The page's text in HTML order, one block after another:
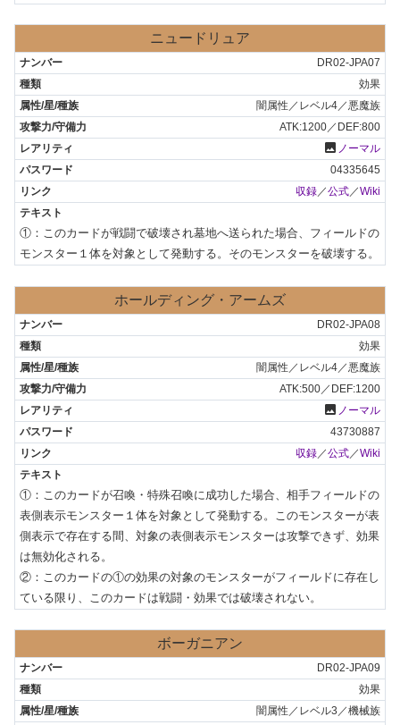
ニュードリュア
DR02-JPA07
効果
闇属性／レベル4／悪魔族
ATK:1200／DEF:800
photo ノーマル
04335645
収録／公式／Wiki
①：このカードが戦闘で破壊され墓地へ送られた場合、フィールドの
モンスター１体を対象として発動する。そのモンスターを破壊する。
ホールディング・アームズ
DR02-JPA08
効果
闇属性／レベル4／悪魔族
ATK:500／DEF:1200
photo ノーマル
43730887
収録 ／公式 ／Wiki
①：このカードが召喚・特殊召喚に成功した場合、相手フィールドの
表側表示モンスター１体を対象として発動する。このモンスターが表
側表示で存在する間、対象の表側表示モンスターは攻撃できず、効果
は無効化される。
②：このカードの①の効果の対象のモンスターがフィールドに存在し
ている限り、このカードは戦闘・効果では破壊されない。
ボーガニアン
DR02-JPA09
効果
闇属性／レベル3／機械族